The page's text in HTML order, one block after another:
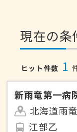
現在の条
ヒット件数 1
新雨竜第一病
北海道雨
江部乙